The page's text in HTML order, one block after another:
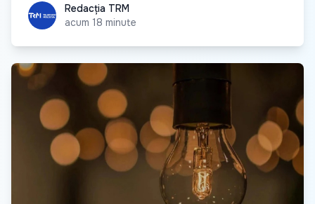
Redacția TRM
Redacția TRM
acum 18 minute